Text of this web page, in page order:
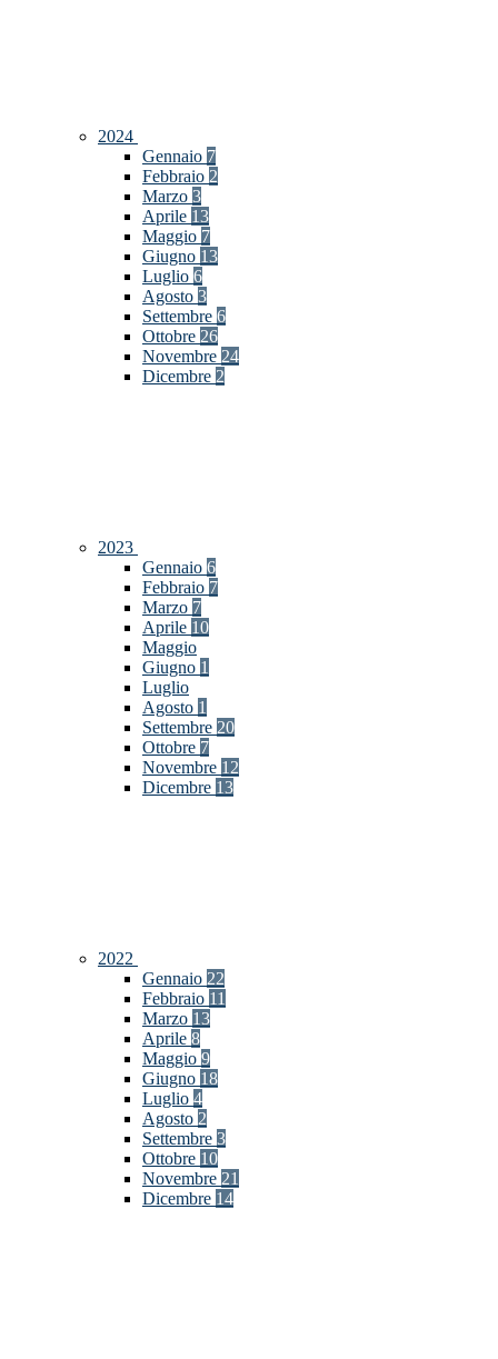
2024
Gennaio 7
Febbraio 2
Marzo 3
Aprile 13
Maggio 7
Giugno 13
Luglio 6
Agosto 3
Settembre 6
Ottobre 26
Novembre 24
Dicembre 2
2023
Gennaio 6
Febbraio 7
Marzo 7
Aprile 10
Maggio
Giugno 1
Luglio
Agosto 1
Settembre 20
Ottobre 7
Novembre 12
Dicembre 13
2022
Gennaio 22
Febbraio 11
Marzo 13
Aprile 8
Maggio 9
Giugno 18
Luglio 4
Agosto 2
Settembre 3
Ottobre 10
Novembre 21
Dicembre 14